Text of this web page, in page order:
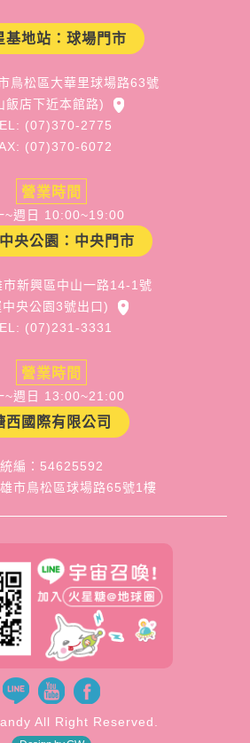
基地站：球場門市
鳥松區大華里球場路63號
飯店下近本館路)
(07)370-2775
(07)370-6072
營業時間
~週日 10:00~19:00
央公園：中央門市
市新興區中山一路14-1號
央公園3號出口)
(07)231-3331
營業時間
~週日 13:00~21:00
西國際有限公司
統編：54625592
市鳥松區球場路65號1樓
All Right Reserved.